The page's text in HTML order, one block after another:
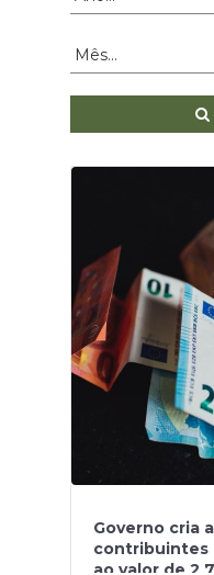
Governo cria
contribuintes
ao valor de 2